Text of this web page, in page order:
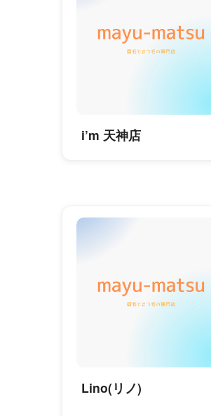
i’m 天神店
Lino(リノ)